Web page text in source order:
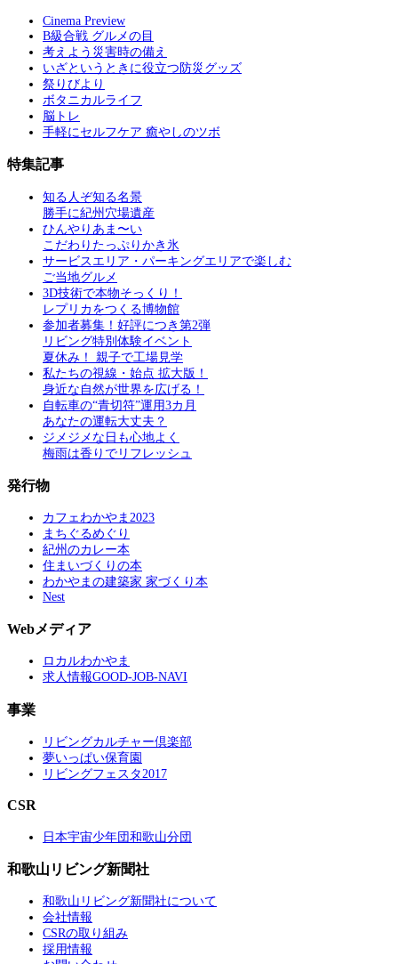
Cinema Preview
B級合戦 グルメの目
考えよう災害時の備え
いざというときに役立つ防災グッズ
祭りびより
ボタニカルライフ
脳トレ
手軽にセルフケア 癒やしのツボ
特集記事
知る人ぞ知る名景
勝手に紀州穴場遺産
ひんやりあま〜い
こだわりたっぷりかき氷
サービスエリア・パーキングエリアで楽しむ
ご当地グルメ
3D技術で本物そっくり！
レプリカをつくる博物館
参加者募集！好評につき第2弾
リビング特別体験イベント
夏休み！ 親子で工場見学
私たちの視線・始点 拡大版！
身近な自然が世界を広げる！
自転車の“青切符”運用3カ月
あなたの運転大丈夫？
ジメジメな日も心地よく
梅雨は香りでリフレッシュ
発行物
カフェわかやま2023
まちぐるめぐり
紀州のカレー本
住まいづくりの本
わかやまの建築家 家づくり本
Nest
Webメディア
ロカルわかやま
求人情報GOOD-JOB-NAVI
事業
リビングカルチャー倶楽部
夢いっぱい保育園
リビングフェスタ2017
CSR
日本宇宙少年団和歌山分団
和歌山リビング新聞社
和歌山リビング新聞社について
会社情報
CSRの取り組み
採用情報